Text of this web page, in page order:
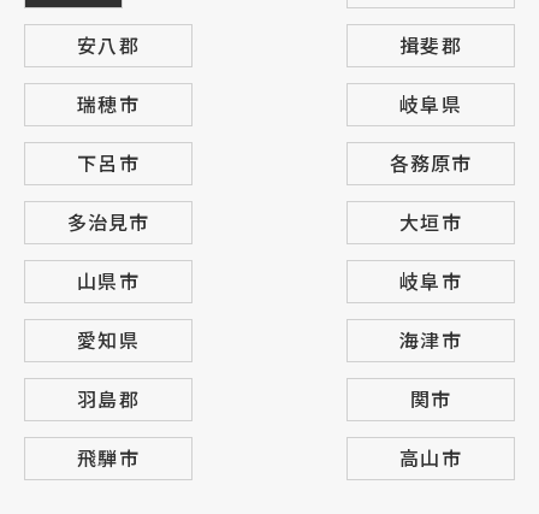
安八郡 揖斐郡
瑞穂市 岐阜県
下呂市 各務原市
多治見市 大垣市
山県市 岐阜市
愛知県 海津市
羽島郡 関市
飛騨市 高山市